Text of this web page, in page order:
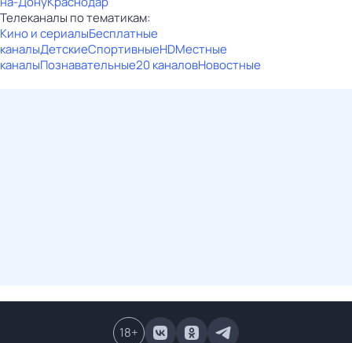
Телеканалы по тематикам:
Кино и сериалыБесплатные
каналыДетскиеСпортивныеHDМестные
каналыПознавательные20 каналовНовостные
18+